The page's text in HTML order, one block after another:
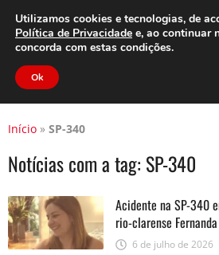
Clube do Assinante
Início » SP-340
Notícias com a tag: SP-340
Acidente na SP-340
rio-clarense
6 de julho de 2026
Utilizamos cookies e tecnologias, de
Política de Privacidade e, ao continuar
concorda com estas condições.
Ok